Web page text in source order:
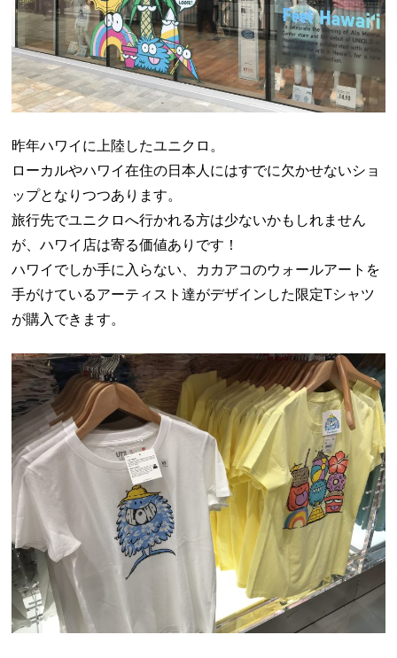
昨年ハワイに上陸したユニクロ。
ローカルやハワイ在住の日本人にはすでに欠かせないショ
ップとなりつつあります。
旅行先でユニクロへ行かれる方は少ないかもしれません
が、ハワイ店は寄る価値ありです！
ハワイでしか手に入らない、カカアコのウォールアートを
手がけているアーティスト達がデザインした限定Tシャツ
が購入できます。